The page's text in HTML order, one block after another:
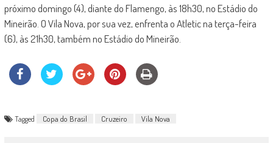
próximo domingo (4), diante do Flamengo, às 18h30, no Estádio do
Mineirão. O Vila Nova, por sua vez, enfrenta o Atletic na terça-feira
(6), às 21h30, também no Estádio do Mineirão.
Tagged Copa do Brasil Cruzeiro Vila Nova